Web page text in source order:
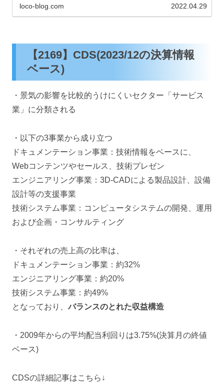
loco-blog.com 2022.04.29
【2169】CDS(2023/12の決算情報
ベース)
・景気の影響を比較的うけにくいセクター「サービス
業」に分類される
・以下の3事業から成り立つ
ドキュメンテーション事業：技術情報をベースに、
Webコンテンツやセールス、技術プレゼン
エンジニアリング事業：3D-CADによる製品設計、設備
設計等の支援事業
技術システム事業：コンピュータシステムの開発、運用
および企画・コンサルティング
・それぞれの売上高の比率は、
ドキュメンテーション事業：約32%
エンジニアリング事業：約20%
技術システム事業：約49%
となっており、バランスのとれた収益構造
・2009年からの平均配当利回りは3.75%(決算月の終値
ベース)
CDSの詳細記事はこちら↓